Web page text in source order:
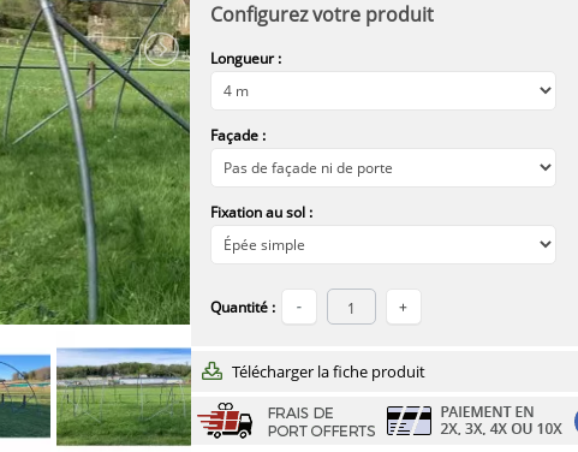
Configurez votre produit
Longueur :
Façade :
Fixation au sol :
Quantité :
Télécharger la fiche produit